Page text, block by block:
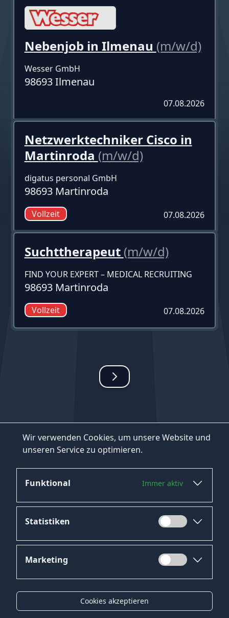
Wir verwenden Cookies, um unsere Website und
unseren Service zu optimieren.
Funktional Immer aktiv
Statistiken
Marketing
Cookies akzeptieren
Nebenjob in Ilmenau (m/w/d)
Wesser GmbH
98693 Ilmenau
07.08.2026
Netzwerktechniker Cisco in
Martinroda (m/w/d)
digatus personal GmbH
98693 Martinroda
Vollzeit 07.08.2026
Suchttherapeut (m/w/d)
FIND YOUR EXPERT – MEDICAL RECRUITING
98693 Martinroda
Vollzeit 07.08.2026
Datenschutz
Impressum
Kontakt